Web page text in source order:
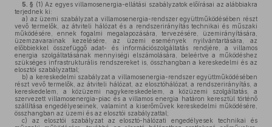
5. § (1) Az egyes villamosenergia-ellátási szabályzatok előírásai az alábbiakra
terjednek ki:
a) az üzemi szabályzat a villamosenergia-rendszer együttműködésében részt
vevő termelők, az átviteli hálózat és a rendszerirányítás technikai és műszaki
működésére, ennek fogalmi megalapozására, tervezésére, üzemirányítására,
üzemzavarainak kezelésére, az üzemi események nyilvántartására, az
előbbiekkel összefüggő adat- és információszolgáltatás rendjére, a villamos
energia szolgáltatásának mennyiségi elszámolására, beleértve a működéshez
szükséges infrastrukturális rendszereket is, összhangban a kereskedelmi és az
elosztói szabályzattal;
b) a kereskedelmi szabályzat a villamosenergia-rendszer együttműködésében
részt vevő termelők, az átviteli hálózat, az elosztóhálózat, a rendszerirányítás, a
kereskedelem, a közüzemi nagykereskedelem, a közüzemi szolgáltatás, a
szervezett villamosenergia-piac és a villamos energia határon keresztül történő
szállítása engedélyeseinek, valamint a kiserőművek kereskedelmi működésére,
összhangban az üzemi és az elosztói szabályzattal;
c) az elosztói szabályzat az elosztó-hálózati engedélyesek technikai és